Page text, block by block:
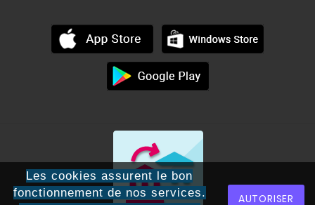
Les cookies assurent le bon
fonctionnement de nos services.
AUTORISER
BUMPER COULEUR DE